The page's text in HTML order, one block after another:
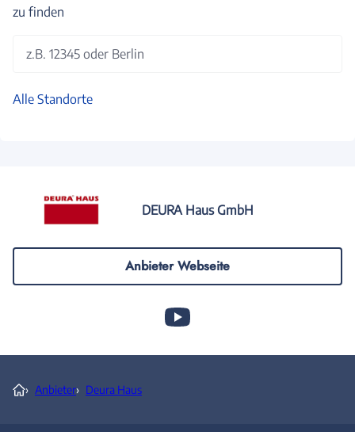
zu finden
z.B. 12345 oder Berlin
Alle Standorte
DEURA Haus GmbH
Anbieter Webseite
› Anbieter› Deura Haus